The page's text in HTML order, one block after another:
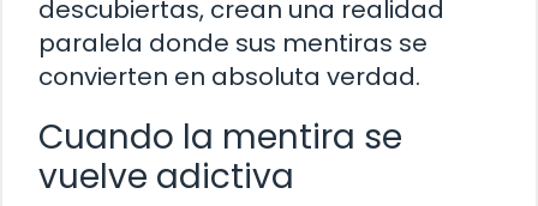
descubiertas, crean una realidad
paralela donde sus mentiras se
convierten en absoluta verdad.
Cuando la mentira se
vuelve adictiva